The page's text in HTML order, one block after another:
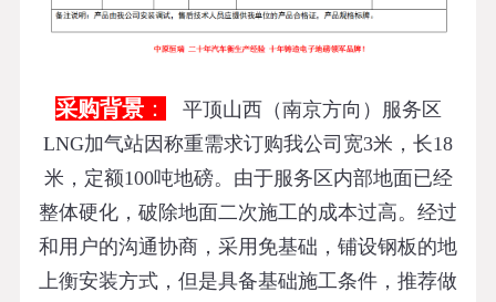
采购背景：
平顶山西（南京方向）服务区
LNG加气站因称重需求订购我公司 宽3米，长18
米，定额100吨地磅。由于服务区内部地面已经
整体硬化，破除地面二次施工的成本过高。经过
和用户的沟通协商，采用免基础，铺设钢板的地
上衡安装方式，但是具备基础施工条件，推荐做